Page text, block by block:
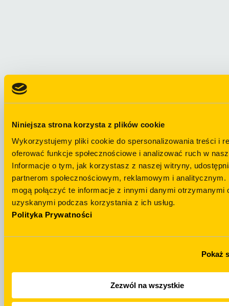
Niniejsza strona korzysta z plików cookie
Wykorzystujemy pliki cookie do spersonalizowania treści i
oferować funkcje społecznościowe i analizować ruch w
Informacje o tym, jak korzystasz z naszej witryny,
partnerom społecznościowym, reklamowym i analitycznym.
mogą połączyć te informacje z innymi danymi otrzymanymi
uzyskanymi podczas korzystania z ich usług.
Polityka Prywatności
Pokaż
Zezwól na wszystkie
Masz pytania?
+48 694 439 888